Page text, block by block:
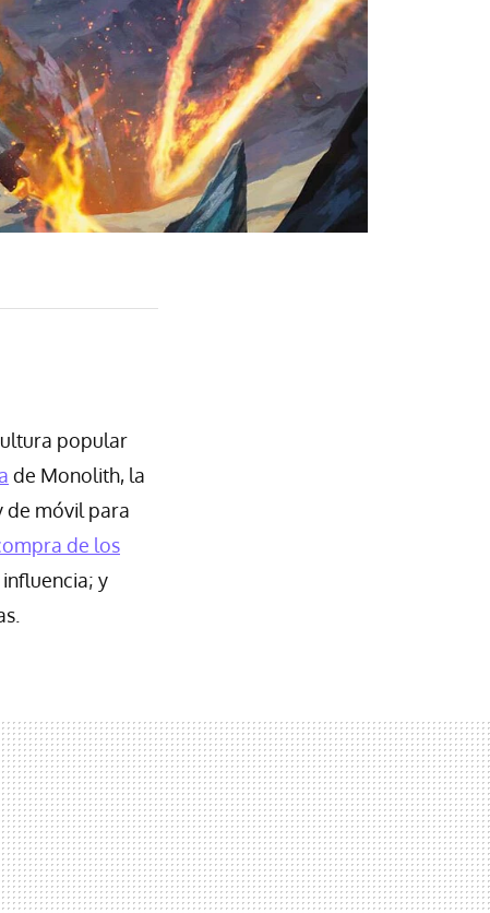
popular
de Monolith, la
de móvil para
de los
y